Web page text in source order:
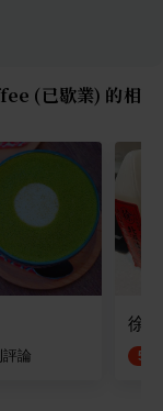
(已歇業) 的相
評論
徐-
5.0